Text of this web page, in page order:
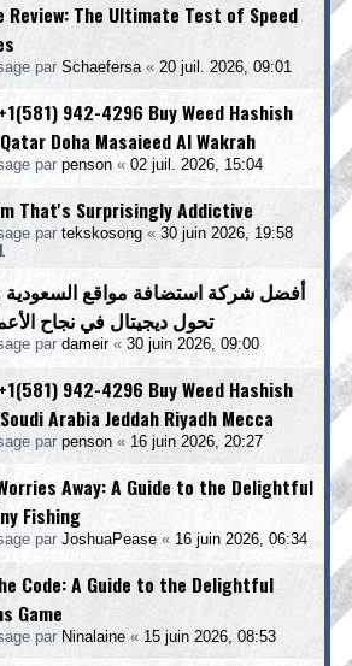
Review: The Ultimate Test of Speed
par Schaefersa« 20 juil. 2026, 09:01
942-4296 Buy Weed Hashish
Doha Masaieed Al Wakrah
par penson « 02 juil. 2026, 15:04
That's Surprisingly Addictive
par tekskosong « 30 juin 2026, 19:58
أفضل شركة استضافة مواقع
تحول ديجيتال في نجاح
par dameir« 30 juin 2026, 09:00
942-4296 Buy Weed Hashish
Arabia Jeddah Riyadh Mecca
par penson « 16 juin 2026, 20:27
Away: A Guide to the Delightful
Fishing
par JoshuaPease « 16 juin 2026, 06:34
Code: A Guide to the Delightful
Game
par Ninalaine « 15 juin 2026, 08:53